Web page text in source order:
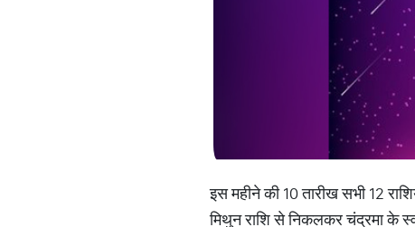
इस महीने की 10 तारीख सभी 12
मिथुन राशि से निकलकर चंद्रमा के